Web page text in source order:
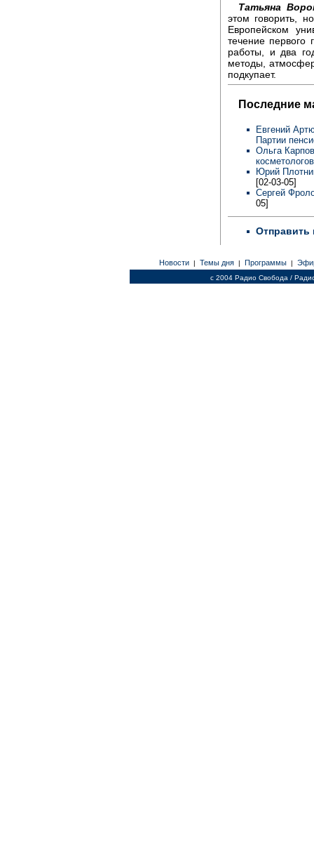
Татьяна
этом говорить,
Европейском
течение
работы, и два
методы,
подкупает.
Последние
Евгений
Партии
Ольга
Юрий
[02-03-05]
Сергей
05]
Отправить
Новости | Темы дня | Программы |
c 2004 Радио Свобода /